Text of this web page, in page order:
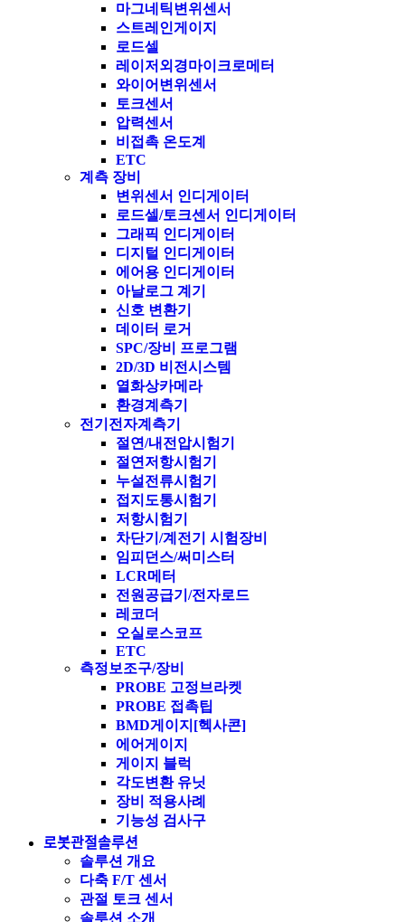
마그네틱변위센서
스트레인게이지
로드셀
레이저외경마이크로메터
와이어변위센서
토크센서
압력센서
비접촉 온도계
ETC
계측 장비
변위센서 인디게이터
로드셀/토크센서 인디게이터
그래픽 인디게이터
디지털 인디게이터
에어용 인디게이터
아날로그 계기
신호 변환기
데이터 로거
SPC/장비 프로그램
2D/3D 비전시스템
열화상카메라
환경계측기
전기전자계측기
절연/내전압시험기
절연저항시험기
누설전류시험기
접지도통시험기
저항시험기
차단기/계전기 시험장비
임피던스/써미스터
LCR메터
전원공급기/전자로드
레코더
오실로스코프
ETC
측정보조구/장비
PROBE 고정브라켓
PROBE 접촉팁
BMD게이지[헥사콘]
에어게이지
게이지 블럭
각도변환 유닛
장비 적용사례
기능성 검사구
로봇관절솔루션
솔루션 개요
다축 F/T 센서
관절 토크 센서
솔루션 소개